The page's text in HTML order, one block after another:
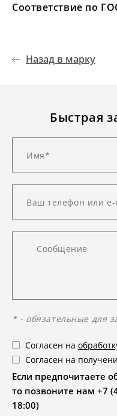
Соответствие по
Назад в марку
Быстрая
* - обязательные для
Согласен на
Согласен на
Если предпочитаете
то позвоните нам +7
18:00)